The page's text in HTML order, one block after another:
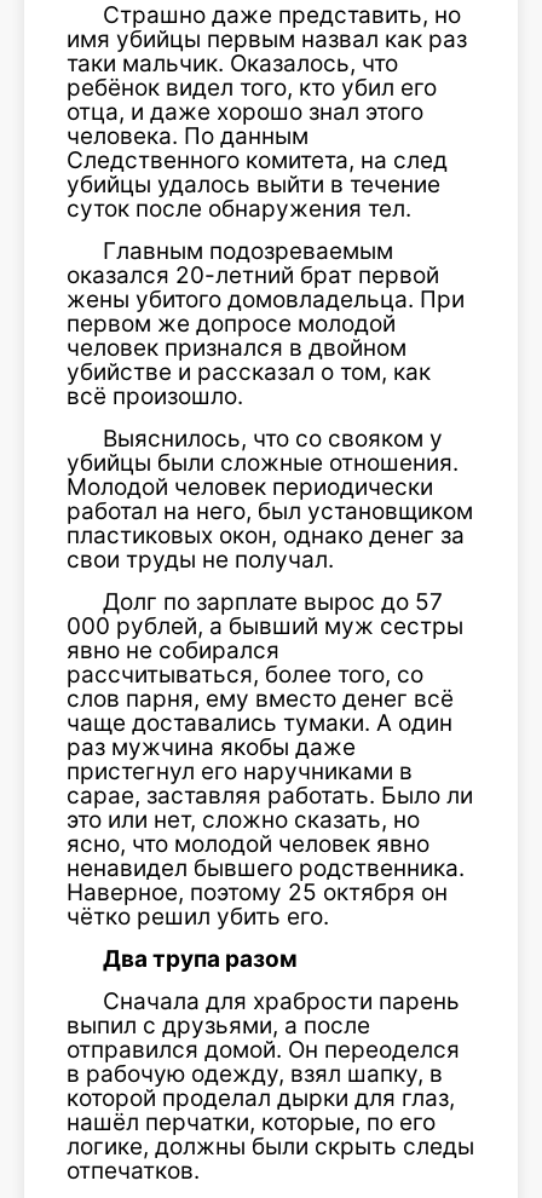
Страшно даже представить, но
имя убийцы первым назвал как раз
таки мальчик. Оказалось, что
ребёнок видел того, кто убил его
отца, и даже хорошо знал этого
человека. По данным
Следственного комитета, на след
убийцы удалось выйти в течение
суток после обнаружения тел.
Главным подозреваемым
оказался 20-летний брат первой
жены убитого домовладельца. При
первом же допросе молодой
человек признался в двойном
убийстве и рассказал о том, как
всё произошло.
Выяснилось, что со свояком у
убийцы были сложные отношения.
Молодой человек периодически
работал на него, был установщиком
пластиковых окон, однако денег за
свои труды не получал.
Долг по зарплате вырос до 57
000 рублей, а бывший муж сестры
явно не собирался
рассчитываться, более того, со
слов парня, ему вместо денег всё
чаще доставались тумаки. А один
раз мужчина якобы даже
пристегнул его наручниками в
сарае, заставляя работать. Было ли
это или нет, сложно сказать, но
ясно, что молодой человек явно
ненавидел бывшего родственника.
Наверное, поэтому 25 октября он
чётко решил убить его.
Два трупа разом
Сначала для храбрости парень
выпил с друзьями, а после
отправился домой. Он переоделся
в рабочую одежду, взял шапку, в
которой проделал дырки для глаз,
нашёл перчатки, которые, по его
логике, должны были скрыть следы
отпечатков.